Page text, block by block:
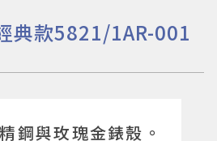
典款5821/1AR-001
與玫瑰金錶殼。